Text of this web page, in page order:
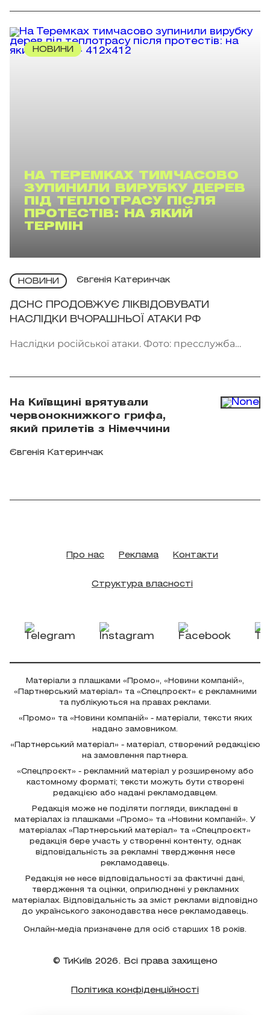
НОВИНИ
НА ТЕРЕМКАХ ТИМЧАСОВО
ЗУПИНИЛИ ВИРУБКУ ДЕРЕВ
ПІД ТЕПЛОТРАСУ ПІСЛЯ
ПРОТЕСТІВ: НА ЯКИЙ
ТЕРМІН
НОВИНИ Євгенія Катеринчак
ДСНС ПРОДОВЖУЄ ЛІКВІДОВУВАТИ
НАСЛІДКИ ВЧОРАШНЬОЇ АТАКИ РФ
Наслідки російської атаки. Фото: пресслужба
На Київщині врятували
червонокнижкого грифа,
який прилетів з Німеччини
Євгенія Катеринчак
Про нас Реклама Контакти
Структура власності
Матеріали з плашками «Промо», «Новини компаній»,
«Партнерський матеріал» та «Спецпроєкт» є рекламними
та публікуються на правах реклами.
«Промо» та «Новини компаній» - матеріали, тексти яких
надано замовником.
«Партнерський матеріал» - матеріал, створений редакцією
на замовлення партнера.
«Спецпроєкт» - рекламний матеріал у розширеному або
кастомному форматі; тексти можуть бути створені
редакцією або надані рекламодавцем.
Редакція може не поділяти погляди, викладені в
матеріалах із плашками «Промо» та «Новини компаній». У
матеріалах «Партнерський матеріал» та «Спецпроєкт»
редакція бере участь у створенні контенту, однак
відповідальність за рекламні твердження несе
рекламодавець.
Редакція не несе відповідальності за фактичні дані,
твердження та оцінки, оприлюднені у рекламних
матеріалах. Відповідальність за зміст реклами відповідно
до українського законодавства несе рекламодавець.
Онлайн-медіа призначене для осіб старших 18 років.
© ТиКиїв 2026. Всі права захищено
Політика конфіденційності